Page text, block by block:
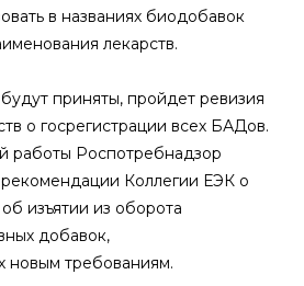
в названиях биодобавок
лекарств.
приняты, пройдет ревизия
о госрегистрации всех БАДов.
работы Роспотребнадзор
Коллегии ЕЭК о
изъятии из оборота
добавок,
новым требованиям.